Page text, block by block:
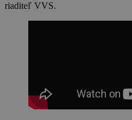
riaditeľ VVS.